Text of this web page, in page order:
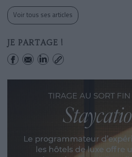
Voir tous ses articles
JE PARTAGE !